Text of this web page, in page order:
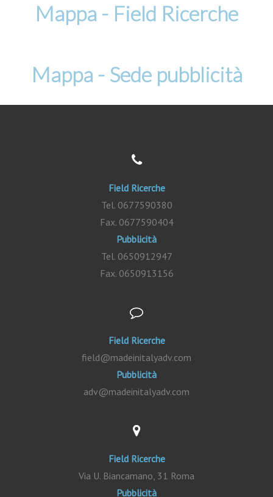
Mappa - Field Ricerche
Mappa - Sede pubblicità
Field Ricerche
Tel. 0677590380
Fax. 0677590404
Pubblicità
Tel. 0650912947
Fax. 0650913156
Field Ricerche
field@madeinitalyadv.com
Pubblicità
adv@madeinitalyadv.com
Field Ricerche
Via U. Biancamano, 31 Roma
Pubblicità